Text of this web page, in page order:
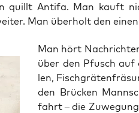
quillt Antifa. Man kauft
Man überholt den
Man hört
über den Pfusch auf
len,
den Brü­cken
fahrt – die